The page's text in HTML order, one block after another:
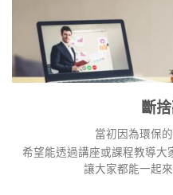
斷
當初因為環保
希望能透過講座或課程教導大
讓大家都能一起